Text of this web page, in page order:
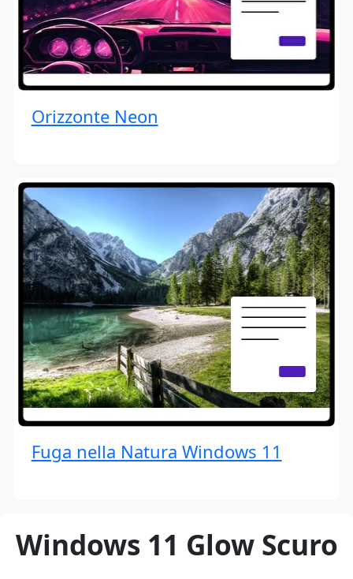
Orizzonte Neon
Fuga nella Natura Windows 11
Windows 11 Glow Scuro